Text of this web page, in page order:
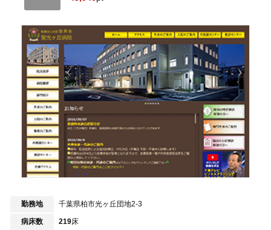
勤務地 千葉県柏市光ヶ丘団地2-3
病床数 219床